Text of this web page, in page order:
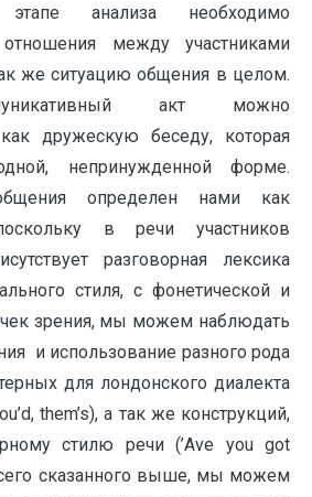
анализа необходимо
отношения между участниками
же ситуацию общения в целом.
акт можно
как дружескую беседу, которая
непринужденной форме.
определен нами как
в речи участников
разговорная лексика
стиля, с фонетической и
зрения, мы можем наблюдать
и использование разного рода
для лондонского диалекта
them’s), а так же конструкций,
стилю речи (’Ave you got
сказанного выше, мы можем